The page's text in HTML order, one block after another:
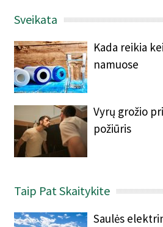
Sveikata
Kada reikia
namuose
Vyrų grožio
požiūris
Taip Pat Skaitykite
Saulės